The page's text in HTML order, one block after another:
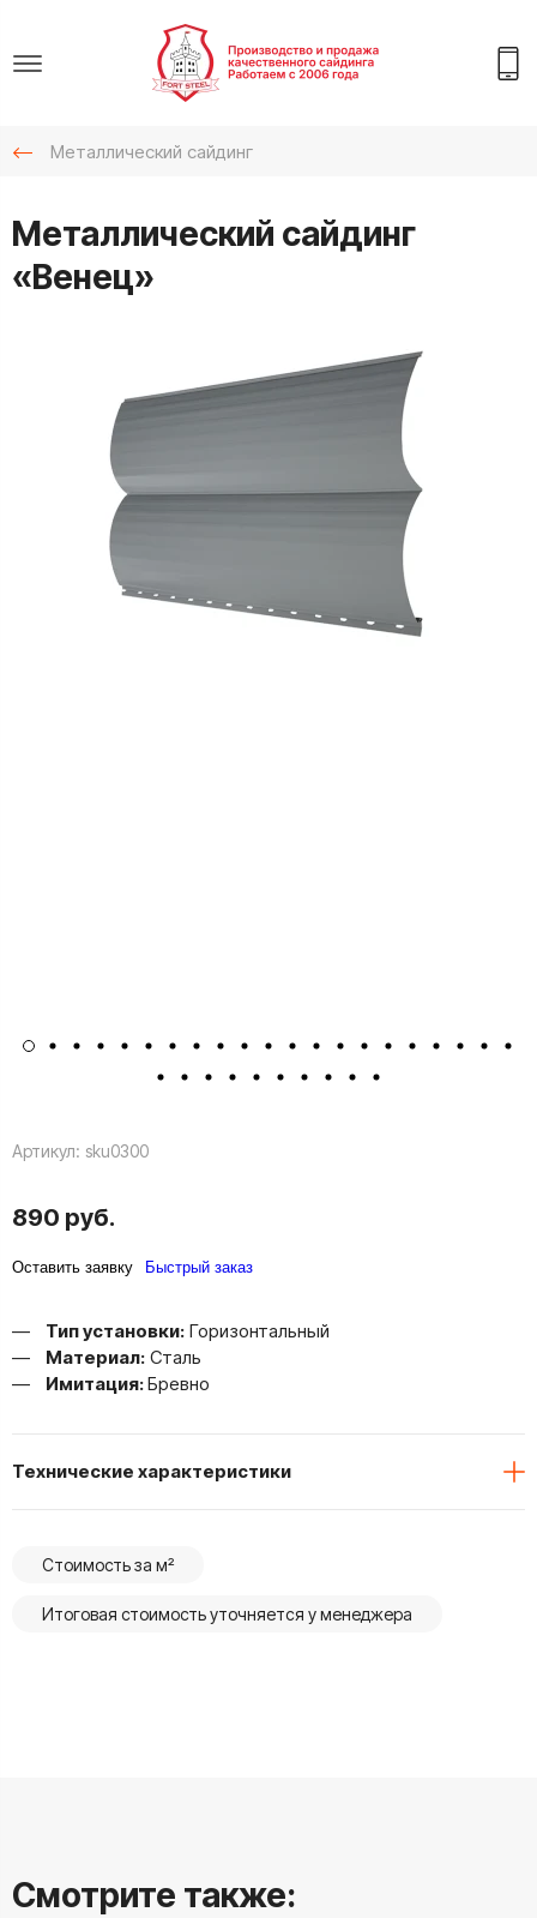
Металлический сайдинг
Металлический сайдинг
«Венец»
Артикул: sku0300
890 руб.
Оставить заявку Быстрый заказ
Тип установки:Горизонтальный
Материал:Сталь
Имитация:Бревно
Технические характеристики
Стоимость за м²
Итоговая стоимость уточняется у менеджера
Смотрите также: